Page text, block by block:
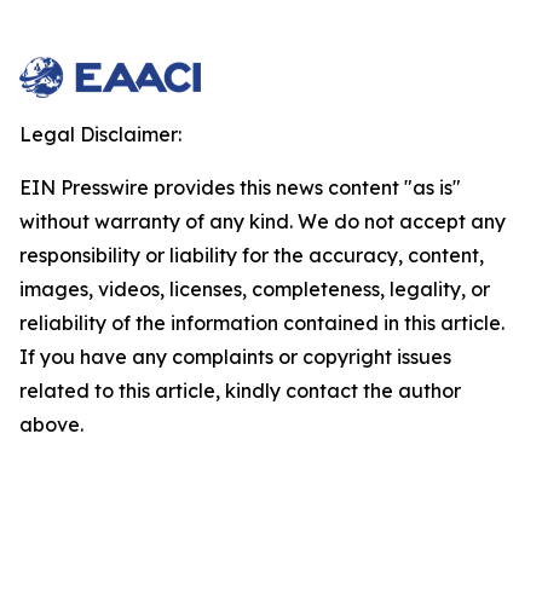
Legal Disclaimer:
EIN Presswire provides this news content "as is"
without warranty of any kind. We do not accept any
responsibility or liability for the accuracy, content,
images, videos, licenses, completeness, legality, or
reliability of the information contained in this article.
If you have any complaints or copyright issues
related to this article, kindly contact the author
above.